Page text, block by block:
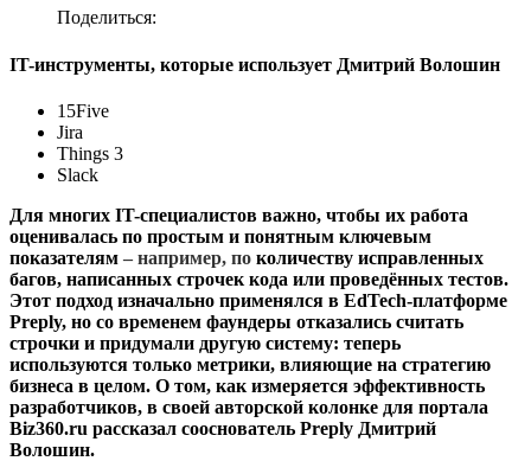
Поделиться:
IT-инструменты, которые использует Дмитрий Волошин
15Five
Jira
Things 3
Slack
Для многих IT-специалистов важно, чтобы их работа
оценивалась по простым и понятным ключевым
показателям – например, по количеству исправленных
багов, написанных строчек кода или проведённых тестов.
Этот подход изначально применялся в EdTech-платформе
Preply, но со временем фаундеры отказались считать
строчки и придумали другую систему: теперь
используются только метрики, влияющие на стратегию
бизнеса в целом. О том, как измеряется эффективность
разработчиков, в своей авторской колонке для портала
Biz360.ru рассказал сооснователь Preply Дмитрий
Волошин.